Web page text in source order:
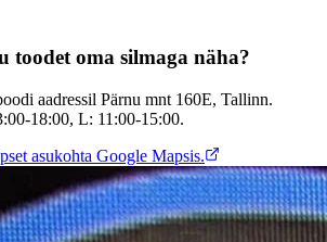
toodet oma silmaga näha?
aadressil Pärnu mnt 160E, Tallinn.
18:00, L: 11:00-15:00.
asukohta Google Mapsis.